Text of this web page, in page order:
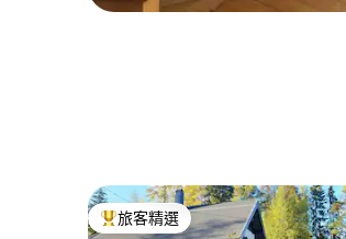
旅客精選榜首
旅客精選